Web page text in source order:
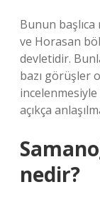
Bunun
ve Horasan
devletidir.
bazı görüşler
açıkça
nedir?